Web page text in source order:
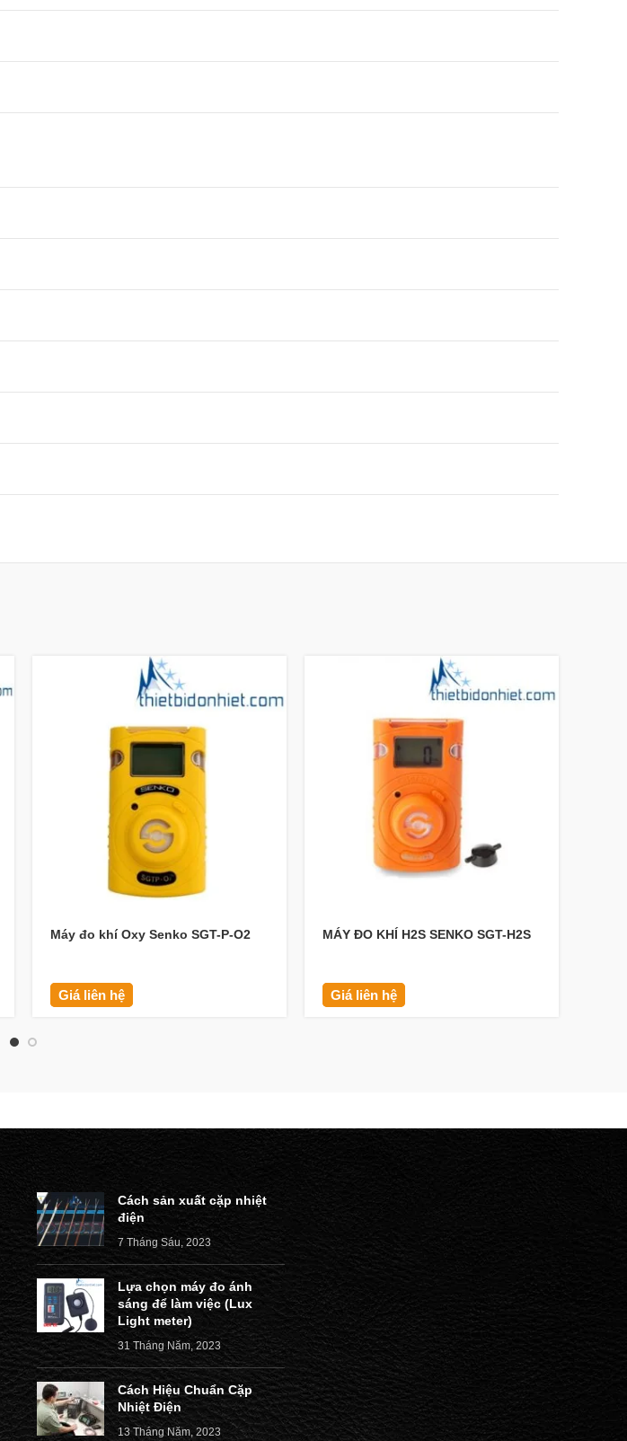
Máy đo khí Oxy Senko SGT-P-O2
Giá liên hệ
MÁY ĐO KHÍ H2S SENKO SGT-H2S
Giá liên hệ
Cách sản xuất cặp nhiệt
điện
7 Tháng Sáu, 2023
Lựa chọn máy đo ánh
sáng để làm việc (Lux
Light meter)
31 Tháng Năm, 2023
Cách Hiệu Chuẩn Cặp
Nhiệt Điện
13 Tháng Năm, 2023